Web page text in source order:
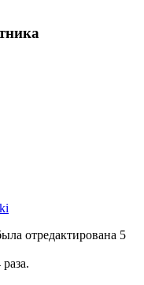
отредактирована 5